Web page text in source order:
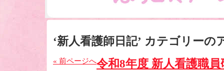
‘新人看護師日記’ カテゴリーの
« 前ページへ令和8年度 新人看護職